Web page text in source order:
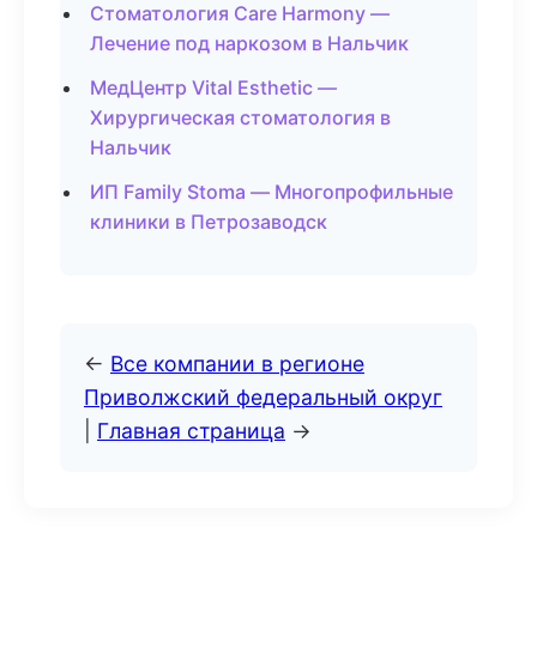
Стоматология Care Harmony —
Лечение под наркозом в Нальчик
МедЦентр Vital Esthetic —
Хирургическая стоматология в
Нальчик
ИП Family Stoma — Многопрофильные
клиники в Петрозаводск
← Все компании в регионе
Приволжский федеральный округ
Главная страница →